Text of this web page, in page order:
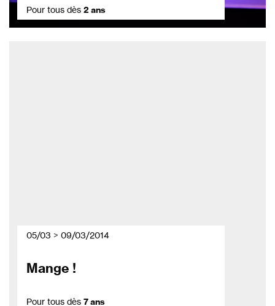
Pour tous dès 2 ans
05/03 > 09/03/2014
Mange !
Pour tous dès 7 ans